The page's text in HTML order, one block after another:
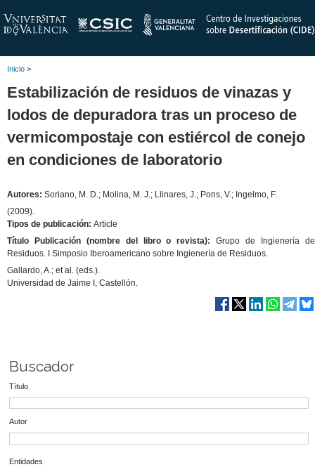
Inicio >
Estabilización de residuos de vinazas y
lodos de depuradora tras un proceso de
vermicompostaje con estiércol de conejo
en condiciones de laboratorio
Autores: Soriano, M. D.; Molina, M. J.; Llinares, J.; Pons, V.; Ingelmo, F.
(2009).
Tipos de publicación: Article
Título Publicación (nombre del libro o revista):Grupo de Ingienería de
Residuos. I Simposio Iberoamericano sobre Ingienería de Residuos.
Gallardo, A.; et al. (eds.).
Universidad de Jaime I, Castellón.
Buscador
Título
Autor
Entidades